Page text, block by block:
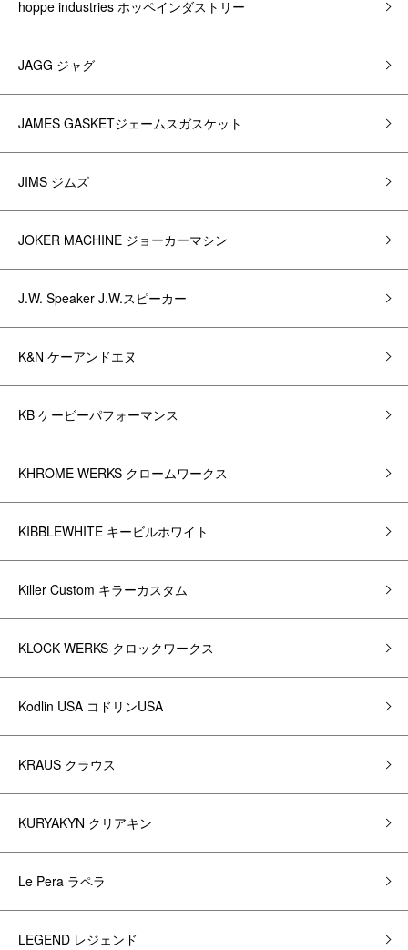
hoppe industries ホッペインダストリー
JAGG ジャグ
JAMES GASKETジェームスガスケット
JIMS ジムズ
JOKER MACHINE ジョーカーマシン
J.W. Speaker J.W.スピーカー
K&N ケーアンドエヌ
KB ケービーパフォーマンス
KHROME WERKS クロームワークス
KIBBLEWHITE キービルホワイト
Killer Custom キラーカスタム
KLOCK WERKS クロックワークス
Kodlin USA コドリンUSA
KRAUS クラウス
KURYAKYN クリアキン
Le Pera ラペラ
LEGEND レジェンド